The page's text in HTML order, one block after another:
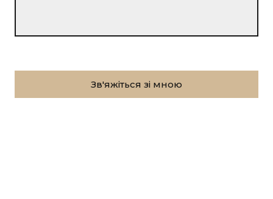
Зв'яжіться зі мною